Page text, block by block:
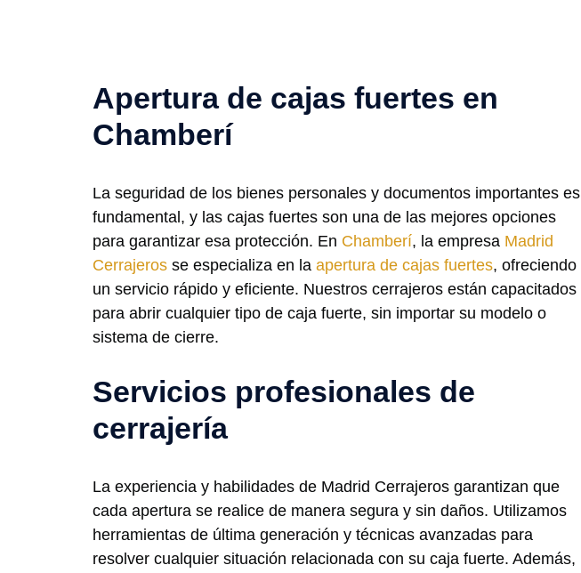
Apertura de cajas fuertes en
Chamberí
La seguridad de los bienes personales y documentos importantes es
fundamental, y las cajas fuertes son una de las mejores opciones
para garantizar esa protección. En Chamberí, la empresa Madrid
Cerrajeros se especializa en la apertura de cajas fuertes, ofreciendo
un servicio rápido y eficiente. Nuestros cerrajeros están capacitados
para abrir cualquier tipo de caja fuerte, sin importar su modelo o
sistema de cierre.
Servicios profesionales de
cerrajería
La experiencia y habilidades de Madrid Cerrajeros garantizan que
cada apertura se realice de manera segura y sin daños. Utilizamos
herramientas de última generación y técnicas avanzadas para
resolver cualquier situación relacionada con su caja fuerte. Además,